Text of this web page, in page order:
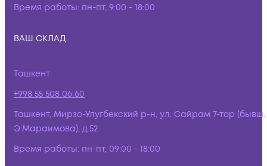
Время работы: пн-пт, 9:00 - 18:00
ВАШ СКЛАД
Ташкент
+998 55 508 06 60
Ташкент, Мирзо-Улугбекский р-н, ул. Сайрам 7-тор (бывш.
Э.Мараимова), д.52
Время работы: пн-пт, 09:00 - 18:00